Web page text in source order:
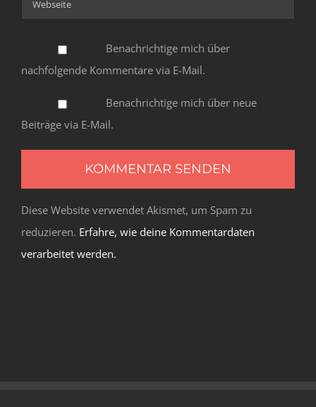
Benachrichtige mich über
nachfolgende Kommentare via E-Mail.
Benachrichtige mich über neue
Beiträge via E-Mail.
Diese Website verwendet Akismet, um Spam zu
reduzieren. Erfahre, wie deine Kommentardaten
verarbeitet werden.